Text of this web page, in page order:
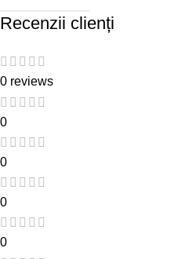
Recenzii clienți
0 reviews
0
0
0
0